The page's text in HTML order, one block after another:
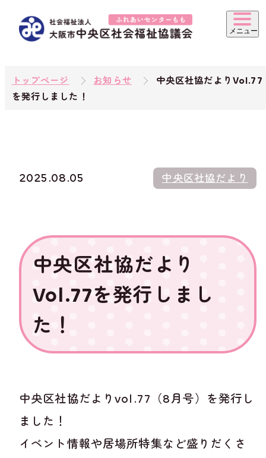
トップページ お知らせ
中央区社協だよりVol.77
を発行しました！
2025.08.05 中央区社協だより
中央区社協だより
Vol.77を発行しまし
た！
中央区社協だよりvol.77（8月号）を発行し
ました！
イベント情報や居場所特集など盛りだくさ